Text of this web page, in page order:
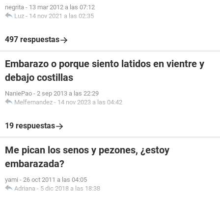
negrita - 13 mar 2012 a las 07:12
Luz - 14 nov 2021 a las 02:35
497 respuestas
Embarazo o porque siento latidos en vientre y
debajo costillas
NaniePao - 2 sep 2013 a las 22:29
Melfernandez - 14 nov 2023 a las 04:42
19 respuestas
Me pican los senos y pezones, ¿estoy
embarazada?
yami - 26 oct 2011 a las 04:05
Adriana - 5 dic 2018 a las 18:38